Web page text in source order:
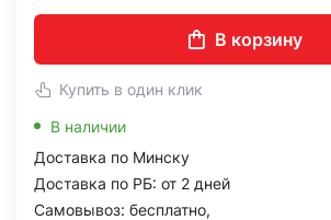
В корзину
Купить в один клик
В наличии
Доставка по Минску
Доставка по РБ: от 2 дней
Самовывоз: бесплатно,